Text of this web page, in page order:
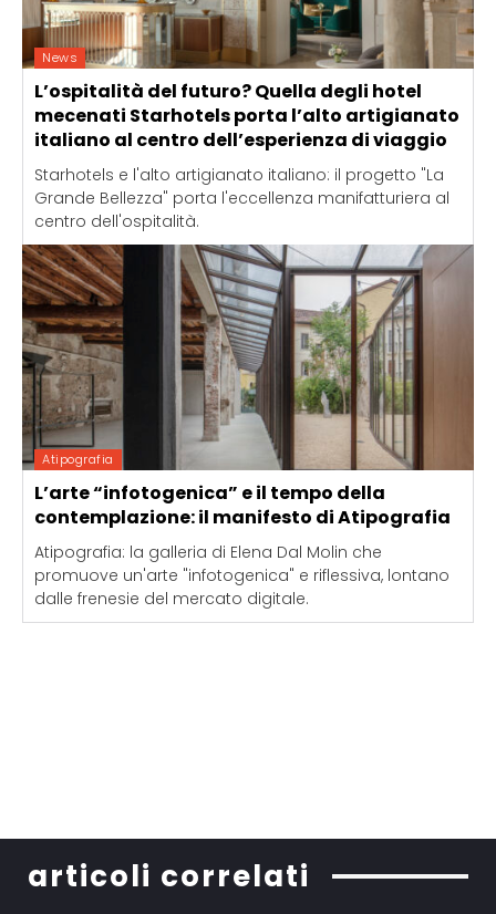
News
L’ospitalità del futuro? Quella degli hotel
mecenati Starhotels porta l’alto artigianato
italiano al centro dell’esperienza di viaggio
Starhotels e l'alto artigianato italiano: il progetto "La
Grande Bellezza" porta l'eccellenza manifatturiera al
centro dell'ospitalità.
Atipografia
L’arte “infotogenica” e il tempo della
contemplazione: il manifesto di Atipografia
Atipografia: la galleria di Elena Dal Molin che
promuove un'arte "infotogenica" e riflessiva, lontano
dalle frenesie del mercato digitale.
articoli correlati